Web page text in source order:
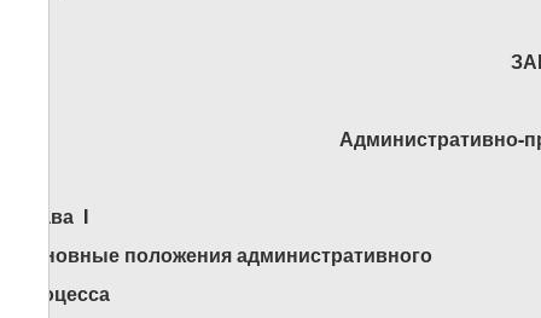
Административно-
Глава I
Основные положения административного
процесса